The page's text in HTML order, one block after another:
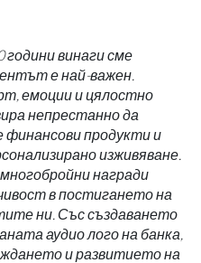
години винаги сме
е най-важен.
емоции и цялостно
непрестанно да
финансови продукти и
изживяване.
награди
в постигането на
ни. Със създаването
аудио лого на банка,
и развитието на